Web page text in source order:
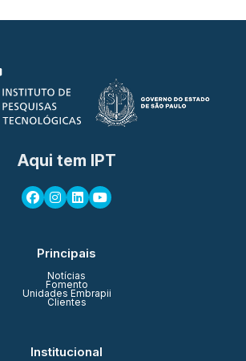
Aqui tem IPT
Principais
Notícias
Fomento
Unidades Embrapii
Clientes
Institucional